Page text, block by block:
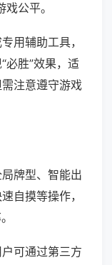
公平。
用辅助工具，
必胜”效果，适
注意遵守游戏
牌型、智能出
自摸等操作，
可通过第三方